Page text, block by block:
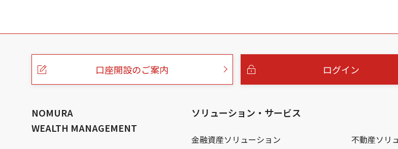
こ
口座開設のご案内 ログイン
NOMURA
WEALTH MANAGEMENT
ソリューション・サービス
金融資産ソリューション 不動産ソリ